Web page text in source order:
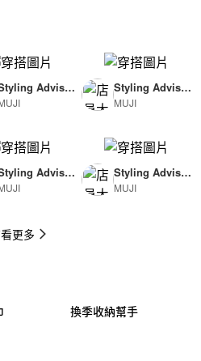
更多
Advisor
For Man )
Styling Advisor
( For Man )
MUJI
Advisor
For Woman )
Styling Advisor
( For Man )
MUJI
換季收納幫手